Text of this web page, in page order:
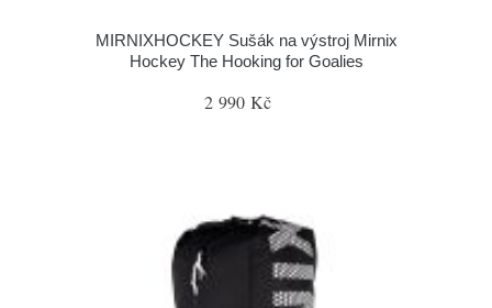
MIRNIXHOCKEY Sušák na výstroj Mirnix
Hockey The Hooking for Goalies
2 990 Kč